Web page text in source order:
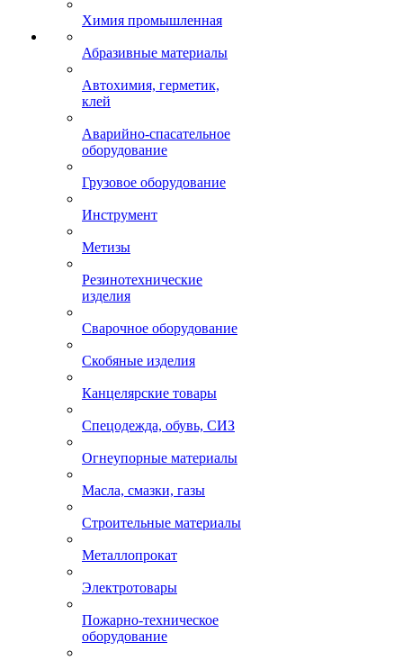
Химия промышленная
Абразивные материалы
Автохимия, герметик,
клей
Аварийно-спасательное
оборудование
Грузовое оборудование
Инструмент
Метизы
Резинотехнические
изделия
Сварочное оборудование
Скобяные изделия
Канцелярские товары
Спецодежда, обувь, СИЗ
Огнеупорные материалы
Масла, смазки, газы
Строительные материалы
Металлопрокат
Электротовары
Пожарно-техническое
оборудование